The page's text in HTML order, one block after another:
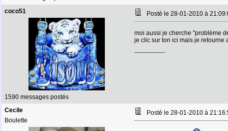
coco51
1590 messages postés
Posté le 28-01-2010 à
moi aussi je cherche "problème
je clic sur ton ici mais je retourne
--------------------
Cecile
Boulette
Posté le 28-01-2010 à